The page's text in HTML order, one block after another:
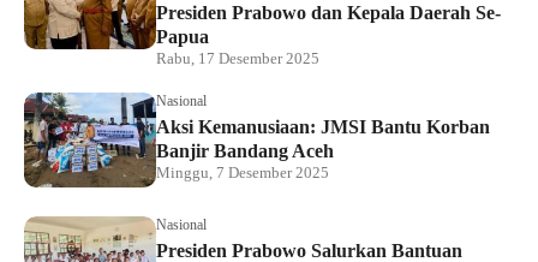
Presiden Prabowo dan Kepala Daerah Se-
Papua
Rabu, 17 Desember 2025
Nasional
Aksi Kemanusiaan: JMSI Bantu Korban
Banjir Bandang Aceh
Minggu, 7 Desember 2025
Nasional
Presiden Prabowo Salurkan Bantuan